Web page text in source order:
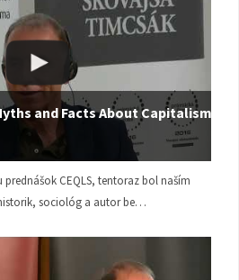
and Facts About Capitalism |
CEQLS, tentoraz bol naším
sociológ a autor be…